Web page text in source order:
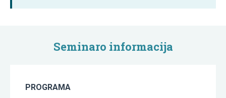
Seminaro informacija
PROGRAMA